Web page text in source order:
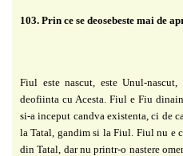
103. Prin ce se deosebeste mai de
Fiul este nascut, este Unul-
deofiinta cu Acesta. Fiul e Fiu
si-a inceput candva existenta, ci de
la Tatal, gandim si la Fiul. Fiul nu e
din Tatal, dar nu printr-o nastere